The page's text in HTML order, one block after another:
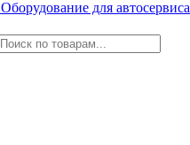
Оборудование для автосервиса